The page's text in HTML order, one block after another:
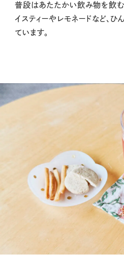
普段はあたたかい飲み物を飲
イスティーやレモネードなど、ひ
ています。